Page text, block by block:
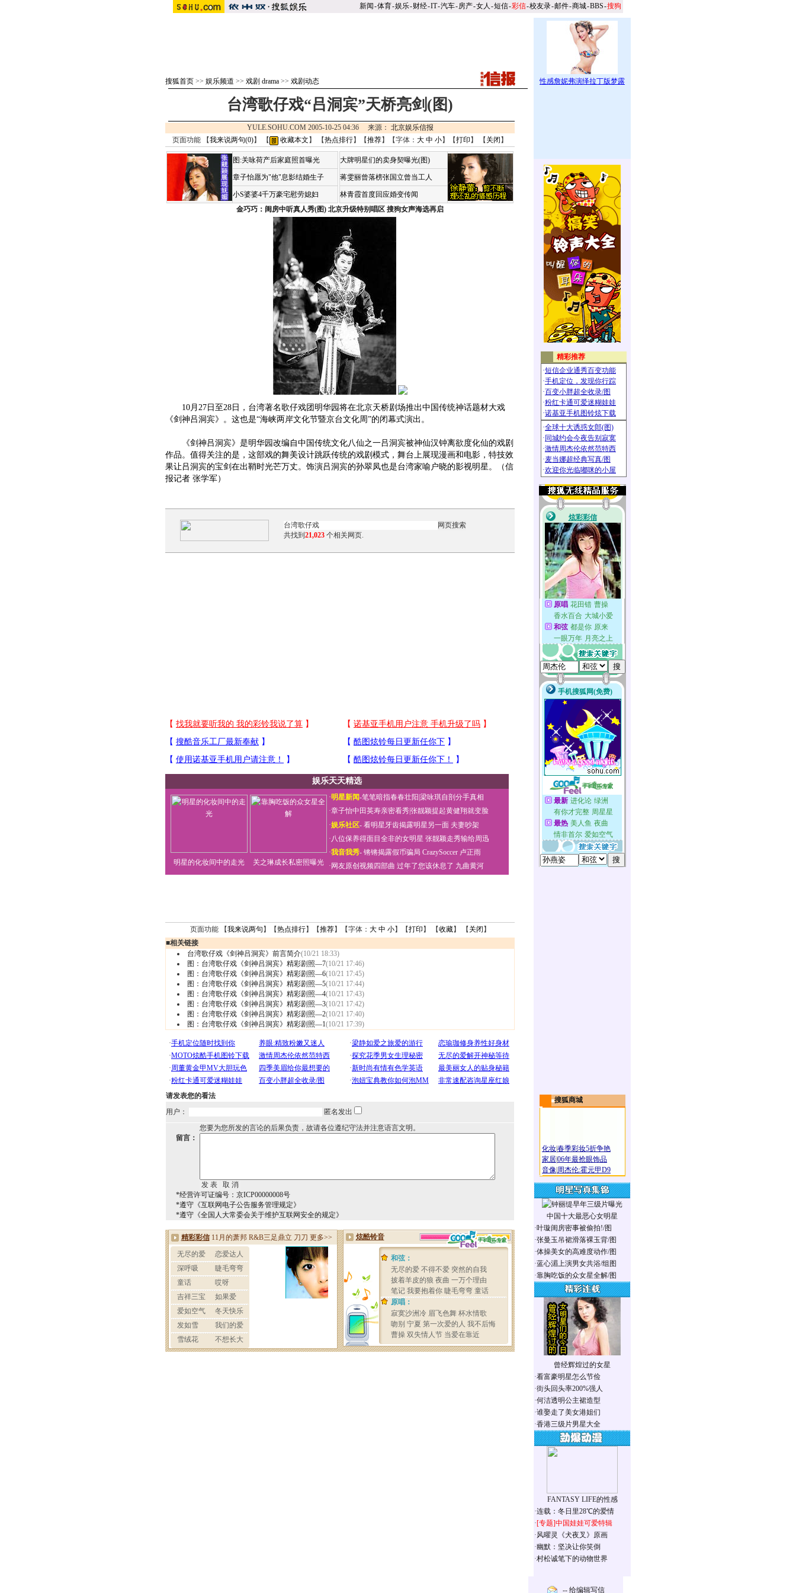
新闻-体育-娱乐-财经-IT-汽车-房产-女人 -短信-彩信-校友录-邮件-商城-BBS-搜狗
搜狐首页 >> 娱乐频道 >> 戏剧 drama >> 戏剧动态
台湾歌仔戏“吕洞宾”天桥亮剑(图)
YULE.SOHU.COM 2005-10-25 04:36 来源： 北京娱乐信报
页面功能 【我来说两句(0)】 【 收藏本文 】 【热点排行】【推荐】【字体： 大 中 小】【打印 】 【 关闭 】
图:关咏荷产后家庭照首曝光
章子怡愿为"他"息影结婚生子
小S婆婆4千万豪宅慰劳媳妇
大牌明星们的卖身契曝光(图)
蒋雯丽曾落榜张国立曾当工人
林青霞首度回应婚变传闻
金巧巧：闺房中听真人秀(图) 北京升级特别唱区 搜狗女声海选再启
10月27日至28日，台湾著名歌仔戏团明华园将在北京天桥剧场推出中国传统神话题材大戏
《剑神吕洞宾》。这也是“海峡两岸文化节暨京台文化周”的闭幕式演出。
《剑神吕洞宾》是明华园改编自中国传统文化八仙之一吕洞宾被神仙汉钟离欲度化仙的戏剧
作品。值得关注的是，这部戏的舞美设计跳跃传统的戏剧模式，舞台上展现漫画和电影，特技效
果让吕洞宾的宝剑在出鞘时光芒万丈。饰演吕洞宾的孙翠凤也是台湾家喻户晓的影视明星。（信
报记者 张学军）
共找到 21,023 个相关网页.
娱乐天天精选
明星的化妆间中的走光 关之琳成长私密照曝光
·明星新闻-笔笔暗指春春壮阳 梁咏琪自剖分手真相
·章子怡中田英寿亲密看秀张靓颖提起黄健翔就变脸
·娱乐社区- 看明星牙齿揭露明星另一面 夫妻吵架
·八位保养得面目全非的女明星 张靓颖走秀输给周迅
·我音我秀- 锵锵揭露假币骗局 CrazySoccer 卢正雨
· 网友原创视频四部曲 过年了您该休息了 九曲黄河
页面功能 【我来说两句 】【热点排行】【推荐】【字体： 大 中 小】【打印 】 【收藏】 【 关闭 】
■相关链接
台湾歌仔戏《剑神吕洞宾》前言简介(10/21 18:33)
图：台湾歌仔戏《剑神吕洞宾》精彩剧照—7(10/21 17:46)
图：台湾歌仔戏《剑神吕洞宾》精彩剧照—6(10/21 17:45)
图：台湾歌仔戏《剑神吕洞宾》精彩剧照—5(10/21 17:44)
图：台湾歌仔戏《剑神吕洞宾》精彩剧照—4(10/21 17:43)
图：台湾歌仔戏《剑神吕洞宾》精彩剧照—3(10/21 17:42)
图：台湾歌仔戏《剑神吕洞宾》精彩剧照—2(10/21 17:40)
图：台湾歌仔戏《剑神吕洞宾》精彩剧照—1(10/21 17:39)
请发表您的看法
用户：
匿名发出
您要为您所发的言论的后果负责，故请各位遵纪守法并注意语言文明。
留言：
*经营许可证编号：京ICP00000008号
*遵守《互联网电子公告服务管理规定》
*遵守《全国人大常委会关于维护互联网安全的规定》
搜狐商城
化妆春季彩妆5折争艳
家居06年最抢眼饰品
音像 周杰伦:霍元甲D9
中国十大最恶心女明星
·叶璇闺房密事被偷拍!/图
·张曼玉吊裙滑落裸玉背/图
·体操美女的高难度动作/图
·蓝心湄上演男女共浴/组图
·靠胸吃饭的众女星全解/图
曾经辉煌过的女星
·看富豪明星怎么节俭
·街头回头率200%强人
·何洁透明公主裙造型
·谁娶走了美女港姐们
·香港三级片男星大全
FANTASY LIFE的性感
·连载：冬日里28℃的爱情
·[专题]中国娃娃可爱特辑
·风曜灵《犬夜叉》原画
·幽默：坚决让你笑倒
·村松诚笔下的动物世界
-- 给编辑写信